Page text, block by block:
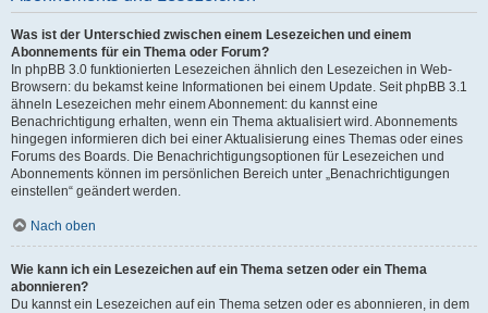
Was ist der Unterschied zwischen einem Lesezeichen und einem
Abonnements für ein Thema oder Forum?
In phpBB 3.0 funktionierten Lesezeichen ähnlich den Lesezeichen in Web-
Browsern: du bekamst keine Informationen bei einem Update. Seit phpBB 3.1
ähneln Lesezeichen mehr einem Abonnement: du kannst eine
Benachrichtigung erhalten, wenn ein Thema aktualisiert wird. Abonnements
hingegen informieren dich bei einer Aktualisierung eines Themas oder eines
Forums des Boards. Die Benachrichtigungsoptionen für Lesezeichen und
Abonnements können im persönlichen Bereich unter „Benachrichtigungen
einstellen“ geändert werden.
Nach oben
Wie kann ich ein Lesezeichen auf ein Thema setzen oder ein Thema
abonnieren?
Du kannst ein Lesezeichen auf ein Thema setzen oder es abonnieren, in dem